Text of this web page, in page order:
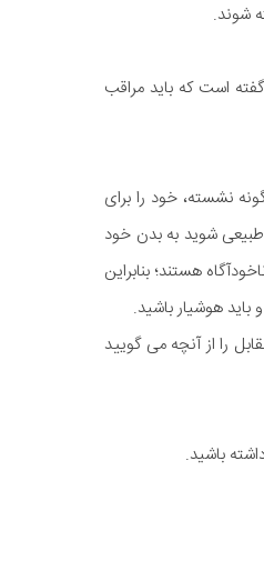
شوند.
است که باید مراقب
نشسته، خود را برای
شوید به بدن خود
هستند؛ بنابراین
هوشیار باشید.
را از آنچه می گویید
باشید.